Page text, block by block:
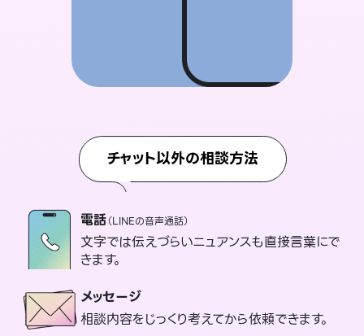
チャット以外の相談方法
電話（LINEの音声通話）
文字では伝えづらいニュアンスも直接言葉にで
きます。
メッセージ
相談内容をじっくり考えてから依頼できます。